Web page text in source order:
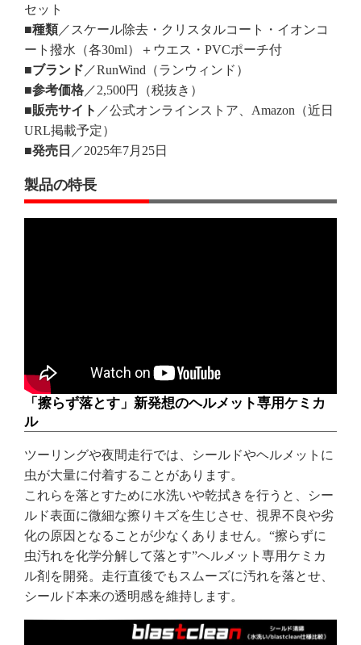
セット
■種類／スケール除去・クリスタルコート・イオンコ
ート撥水（各30ml）＋ウエス・PVCポーチ付
■ブランド ／RunWind（ランウィンド）
■参考価格 ／2,500円（税抜き）
■販売サイト ／公式オンラインストア、Amazon（近日
URL掲載予定）
■発売日 ／2025年7月25日
製品の特長
「擦らず落とす」新発想のヘルメット専用ケミカ
ル
ツーリングや夜間走行では、シールドやヘルメットに
虫が大量に付着することがあります。
これらを落とすために水洗いや乾拭きを行うと、シー
ルド表面に微細な擦りキズを生じさせ、視界不良や劣
化の原因となることが少なくありません。“擦らずに
虫汚れを化学分解して落とす”ヘルメット専用ケミカ
ル剤を開発。走行直後でもスムーズに汚れを落とせ、
シールド本来の透明感を維持します。